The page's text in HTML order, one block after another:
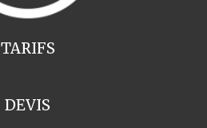
TARIFS
DEVIS